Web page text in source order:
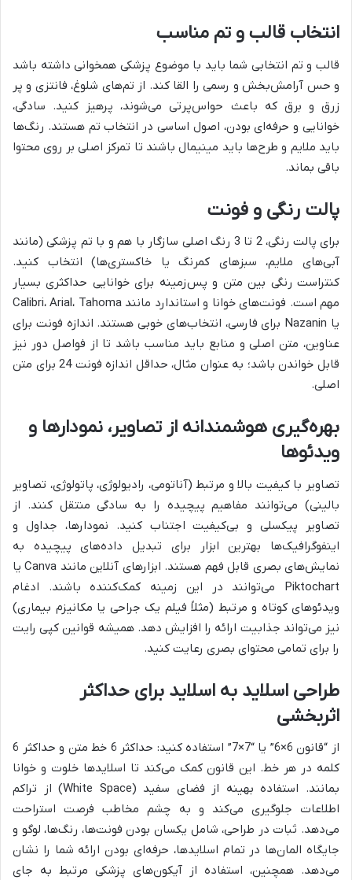
انتخاب قالب و تم مناسب
قالب و تم انتخابی شما باید با موضوع پزشکی همخوانی داشته باشد
و حس آرامش‌بخش و رسمی را القا کند. از تم‌های شلوغ، فانتزی و پر
زرق و برق که باعث حواس‌پرتی می‌شوند، پرهیز کنید. سادگی،
خوانایی و حرفه‌ای بودن، اصول اساسی در انتخاب تم هستند. رنگ‌ها
باید ملایم و طرح‌ها باید مینیمال باشند تا تمرکز اصلی بر روی محتوا
باقی بماند.
پالت رنگی و فونت
برای پالت رنگی، 2 تا 3 رنگ اصلی سازگار با هم و با تم پزشکی (مانند
آبی‌های ملایم، سبزهای کمرنگ یا خاکستری‌ها) انتخاب کنید.
کنتراست رنگی بین متن و پس‌زمینه برای خوانایی حداکثری بسیار
مهم است. فونت‌های خوانا و استاندارد مانند Calibri، Arial، Tahoma
یا Nazanin برای فارسی، انتخاب‌های خوبی هستند. اندازه فونت برای
عناوین، متن اصلی و منابع باید مناسب باشد تا از فواصل دور نیز
قابل خواندن باشد؛ به عنوان مثال، حداقل اندازه فونت 24 برای متن
اصلی.
بهره‌گیری هوشمندانه از تصاویر، نمودارها و
ویدئوها
تصاویر با کیفیت بالا و مرتبط (آناتومی، رادیولوژی، پاتولوژی، تصاویر
بالینی) می‌توانند مفاهیم پیچیده را به سادگی منتقل کنند. از
تصاویر پیکسلی و بی‌کیفیت اجتناب کنید. نمودارها، جداول و
اینفوگرافیک‌ها بهترین ابزار برای تبدیل داده‌های پیچیده به
نمایش‌های بصری قابل فهم هستند. ابزارهای آنلاین مانند Canva یا
Piktochart می‌توانند در این زمینه کمک‌کننده باشند. ادغام
ویدئوهای کوتاه و مرتبط (مثلاً فیلم یک جراحی یا مکانیزم بیماری)
نیز می‌تواند جذابیت ارائه را افزایش دهد. همیشه قوانین کپی رایت
را برای تمامی محتوای بصری رعایت کنید.
طراحی اسلاید به اسلاید برای حداکثر
اثربخشی
از “قانون 6×6” یا “7×7” استفاده کنید: حداکثر 6 خط متن و حداکثر 6
کلمه در هر خط. این قانون کمک می‌کند تا اسلایدها خلوت و خوانا
بمانند. استفاده بهینه از فضای سفید (White Space) از تراکم
اطلاعات جلوگیری می‌کند و به چشم مخاطب فرصت استراحت
می‌دهد. ثبات در طراحی، شامل یکسان بودن فونت‌ها، رنگ‌ها، لوگو و
جایگاه المان‌ها در تمام اسلایدها، حرفه‌ای بودن ارائه شما را نشان
می‌دهد. همچنین، استفاده از آیکون‌های پزشکی مرتبط به جای